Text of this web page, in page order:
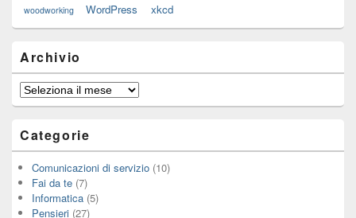
woodworking WordPress xkcd
Archivio
Archivio
Categorie
Comunicazioni di servizio (10)
Fai da te (7)
Informatica (5)
Pensieri (27)